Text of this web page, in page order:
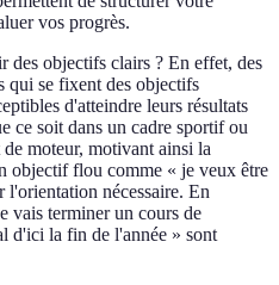
vos progrès.
des objectifs clairs ? En effet, des
qui se fixent des objectifs
d'atteindre leurs résultats
ce soit dans un cadre sportif ou
moteur, motivant ainsi la
objectif flou comme « je veux être
l'orientation nécessaire. En
vais terminer un cours de
d'ici la fin de l'année » sont